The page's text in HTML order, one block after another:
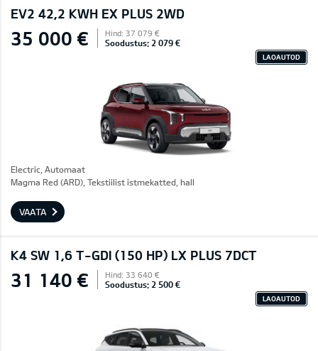
EV2 42,2 KWH EX PLUS 2WD
35 000 € Hind: 37 079 €
Soodustus: 2 079 €
LAOAUTOD
Electric, Automaat
Magma Red (ARD), Tekstiilist istmekatted, hall
VAATA
K4 SW 1,6 T-GDI (150 HP) LX PLUS 7DCT
31 140 € Hind: 33 640 €
Soodustus: 2 500 €
LAOAUTOD